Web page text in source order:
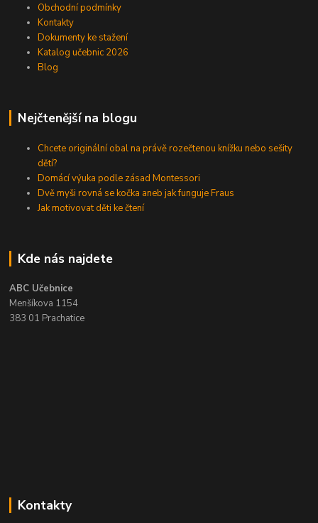
Obchodní podmínky
Kontakty
Dokumenty ke stažení
Katalog učebnic 2026
Blog
Nejčtenější na blogu
Chcete originální obal na právě rozečtenou knížku nebo sešity
dětí?
Domácí výuka podle zásad Montessori
Dvě myši rovná se kočka aneb jak funguje Fraus
Jak motivovat děti ke čtení
Kde nás najdete
ABC Učebnice
Menšíkova 1154
383 01 Prachatice
Kontakty